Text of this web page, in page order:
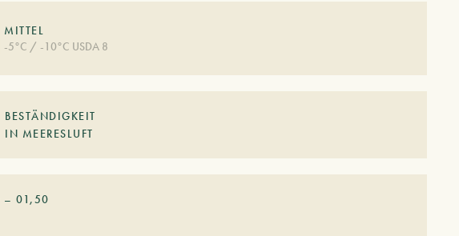
MITTEL
-5°C / -10°C USDA 8
BESTÄNDIGKEIT
IN MEERESLUFT
–01,50